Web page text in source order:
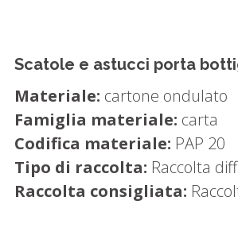
Scatole e astucci porta
Materiale: cartone ondulato
Famiglia materiale: carta
Codifica materiale: PAP 20
Tipo di raccolta: Raccolta
Raccolta consigliata: